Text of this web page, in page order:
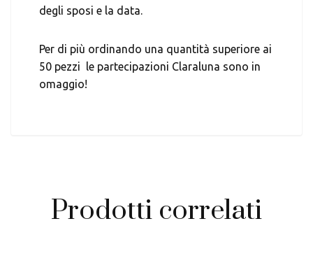
degli sposi e la data.
Per di più ordinando una quantità superiore ai
50 pezzi le partecipazioni Claraluna sono in
omaggio!
Prodotti correlati